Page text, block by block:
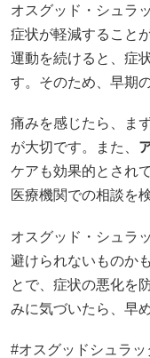
オスグッド・シュラ
症状が軽減すること
運動を続けると、症
す。​そのため、早期
痛みを感じたら、ま
が大切です。​また、
ケアも効果的とされ
医療機関での相談を
オスグッド・シュラ
避けられないものか
とで、症状の悪化を
みに気づいたら、早
#オスグッドシュラ